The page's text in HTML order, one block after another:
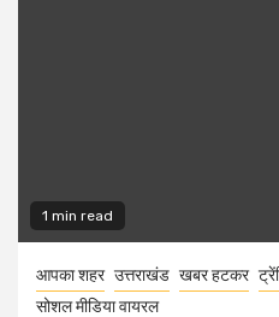
1 min read
आपका शहर उत्तराखंड खबर हटकर
सोशल मीडिया वायरल